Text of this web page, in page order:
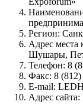
Регион:
Адрес места
Шушары,
Телефон: 8
Факс: 8 (812)
E-mail:
Адрес